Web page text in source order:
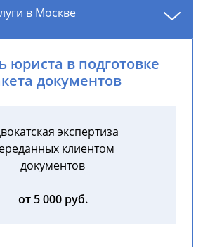
в Москве
в подготовке
документов
экспертиза
клиентом
документов
от 5 000 руб.